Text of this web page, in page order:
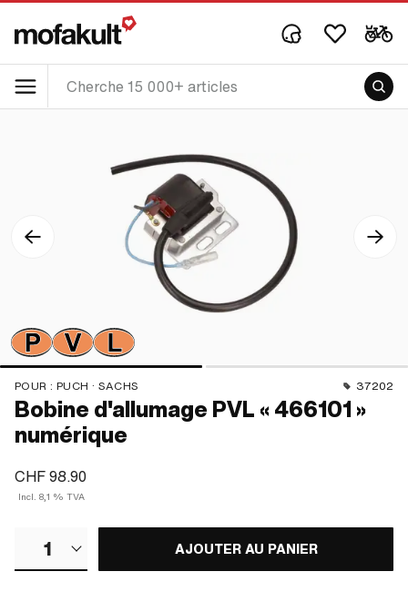
POUR : PUCH · SACHS 37202
Bobine d'allumage PVL « 466101 »
numérique
CHF 98.90
Incl. 8,1 % TVA
1 AJOUTER AU PANIER